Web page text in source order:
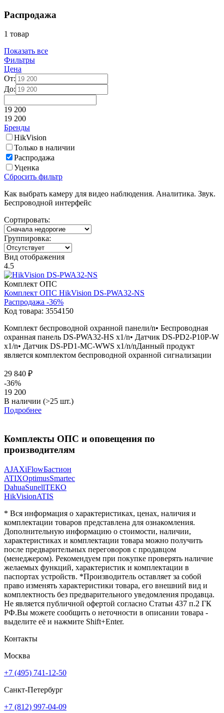
Распродажа
1 товар
Показать все
Фильтры
Цена
От:
До:
19 200
19 200
Бренды
HikVision
Только в наличии
Распродажа
Уценка
Сброcить фильтр
Как выбрать камеру для видео наблюдения. Аналитика. Звук.
Беспроводной интерфейс
Сортировать:
Группировка:
Вид отображения
4.5
Комплект ОПС
Комплект ОПС HikVision DS-PWA32-NS
Распродажа -36%
Код товара: 3554150
Комплект беспроводной охранной панели/n• Беспроводная
охранная панель DS-PWA32-HS х1/n• Датчик DS-PD2-P10P-W
х1/n• Датчик DS-PD1-MC-WWS х1/n/nДанный продукт
является комплектом беспроводной охранной сигнализации
29 840 ₽
-36%
19 200
В наличии (>25 шт.)
Подробнее
Комплекты ОПС и оповещения по
производителям
AJAXiFlowБастион
ATIXOptimusSmartec
DahuaSunellТЕКО
HikVisionATIS
* Вся информация о характеристиках, ценах, наличия и
комплектации товаров представлена для ознакомления.
Дополнительную информацию о стоимости, наличии,
характеристиках и комплектации товара можно получить
после предварительных переговоров с продавцом
(менеджером). Рекомендуем при покупке проверять наличие
желаемых функций, характеристик и комплектации в
паспортах устройств. *Производитель оставляет за собой
право изменять характеристики товара, его внешний вид и
комплектность без предварительного уведомления продавца.
Не является публичной офертой согласно Статьи 437 п.2 ГК
РФ.Вы можете сообщить о неточности в описании товара -
выделите её и нажмите Shift+Enter.
Контакты
Москва
+7 (495) 741-12-50
Санкт-Петербург
+7 (812) 997-04-09